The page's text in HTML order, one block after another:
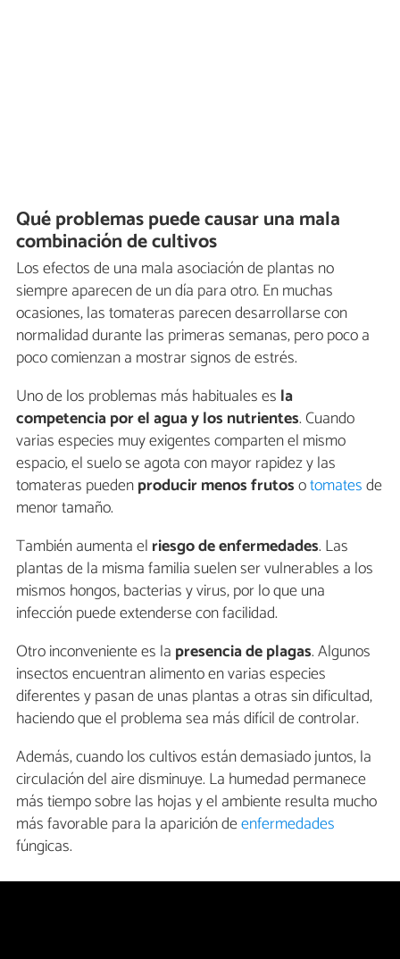
Qué problemas puede causar una mala
combinación de cultivos
Los efectos de una mala asociación de plantas no
siempre aparecen de un día para otro. En muchas
ocasiones, las tomateras parecen desarrollarse con
normalidad durante las primeras semanas, pero poco a
poco comienzan a mostrar signos de estrés.
Uno de los problemas más habituales es la
competencia por el agua y los nutrientes. Cuando
varias especies muy exigentes comparten el mismo
espacio, el suelo se agota con mayor rapidez y las
tomateras puedenproducir menos frutosotomatesde
menor tamaño.
También aumenta el riesgo de enfermedades. Las
plantas de la misma familia suelen ser vulnerables a los
mismos hongos, bacterias y virus, por lo que una
infección puede extenderse con facilidad.
Otro inconveniente es la presencia de plagas. Algunos
insectos encuentran alimento en varias especies
diferentes y pasan de unas plantas a otras sin dificultad,
haciendo que el problema sea más difícil de controlar.
Además, cuando los cultivos están demasiado juntos, la
circulación del aire disminuye. La humedad permanece
más tiempo sobre las hojas y el ambiente resulta mucho
más favorable para la aparición deenfermedades
fúngicas.